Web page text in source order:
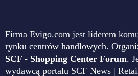
Firma Evigo.com jest liderem
rynku centrów handlowych.
SCF - Shopping Center Forum.
wydawcą portalu SCF News |